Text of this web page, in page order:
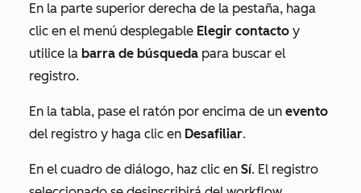
En la parte superior derecha de la pestaña, haga
clic en el menú desplegable Elegir contacto y
utilice la barra de búsqueda para buscar el
registro.
En la tabla, pase el ratón por encima de un evento
del registro y haga clic en Desafiliar.
En el cuadro de diálogo, haz clic en Sí. El registro